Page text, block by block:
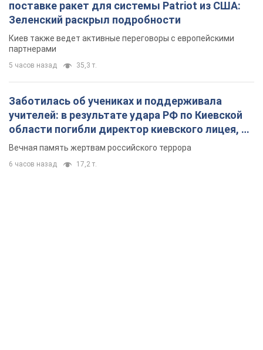
поставке ракет для системы Patriot из США:
Зеленский раскрыл подробности
Киев также ведет активные переговоры с европейскими
партнерами
5 часов назад 35,3 т.
Заботилась об учениках и поддерживала
учителей: в результате удара РФ по Киевской
области погибли директор киевского лицея, её
муж и внук
Вечная память жертвам российского террора
6 часов назад 17,2 т.